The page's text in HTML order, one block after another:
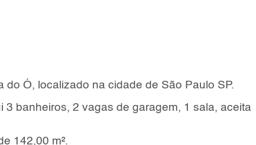
Ó, localizado na cidade de São Paulo SP.
banheiros, 2 vagas de garagem, 1 sala, aceita
142,00 m².